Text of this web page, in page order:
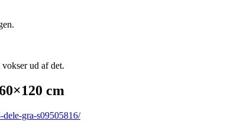
ud af det.
cm
gra-s09505816/